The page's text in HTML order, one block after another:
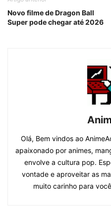
Novo filme de Dragon Ball
Super pode chegar até 2026
Olá, Bem vindos ao
apaixonado por animes,
envolve a cultura pop.
vontade e aproveitar as
muito carinho para